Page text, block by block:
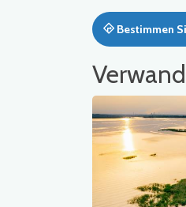
Bestimmen